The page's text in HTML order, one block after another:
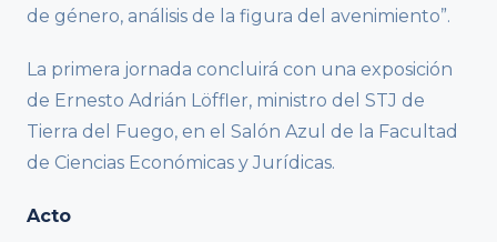
de género, análisis de la figura del avenimiento”.
La primera jornada concluirá con una exposición
de Ernesto Adrián Löffler, ministro del STJ de
Tierra del Fuego, en el Salón Azul de la Facultad
de Ciencias Económicas y Jurídicas.
Acto